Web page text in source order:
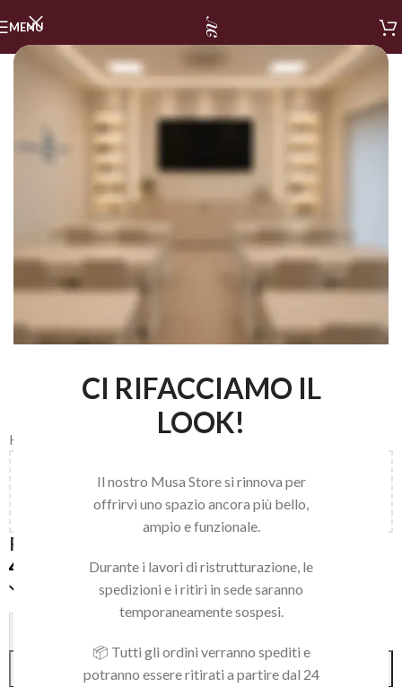
CI RIFACCIAMO IL
LOOK!
Il nostro Musa Store si rinnova per
offrirvi uno spazio ancora più bello,
ampio e funzionale.
Durante i lavori di ristrutturazione, le
spedizioni e i ritiri in sede saranno
temporaneamente sospesi.
📦 Tutti gli ordini verranno spediti e
potranno essere ritirati a partire dal 24
MENU
Home
150,00€al carrello e ottieni la spedizione
RICAMBIO COMBO UNIQ 11
4,50
AGGIUNGI AL CARRELLO